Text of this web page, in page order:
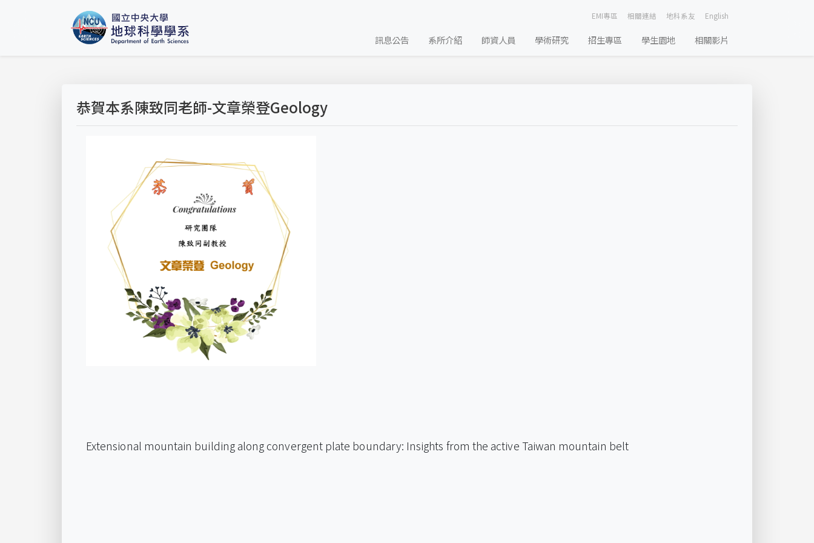
EMI專區 相關連結 地科系友 English
訊息公告 系所介紹 師資人員 學術研究 招生專區 學生園地 相關影片
恭賀本系陳致同老師-文章榮登Geology
Extensional mountain building along convergent plate boundary: Insights from the active Taiwan mountain belt